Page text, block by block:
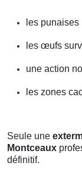
les
les œufs
une action
les zones
Seule une
Montceaux
définitif.